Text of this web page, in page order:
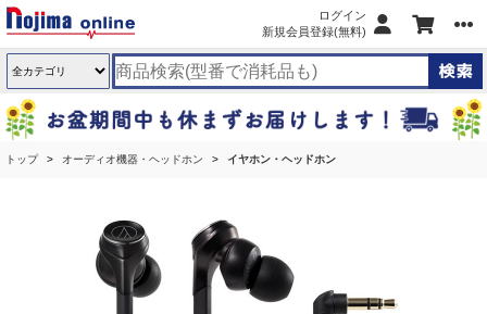
ログイン
新規会員登録(無料)
トップ オーディオ機器・ヘッドホン イヤホン・ヘッドホン